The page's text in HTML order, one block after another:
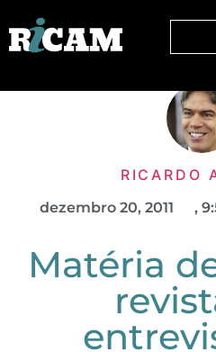
RICARDO
dezembro 20, 2011 ,
Matéria